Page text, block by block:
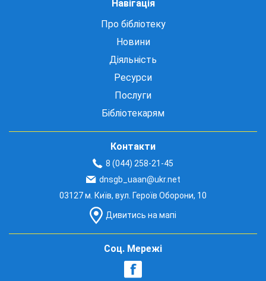
Навігація
Про бібліотеку
Новини
Діяльність
Ресурси
Послуги
Бібліотекарям
Контакти
8 (044) 258-21-45
dnsgb_uaan@ukr.net
03127 м. Київ, вул. Героїв Оборони, 10
Дивитись на мапі
Соц. Мережі